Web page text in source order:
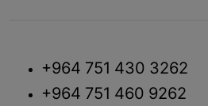
+964 751 430 3262
+964 751 460 9262